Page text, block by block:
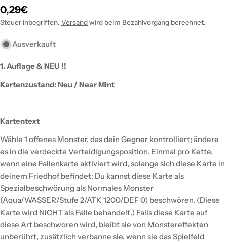
Regulärer
Preis
0,29€
Steuer inbegriffen. Versandwird beim Bezahlvorgang berechnet.
Ausverkauft
1. Auflage & NEU !!
Kartenzustand: Neu / Near Mint
Kartentext
Wähle 1 offenes Monster, das dein Gegner kontrolliert; ändere
es in die verdeckte Verteidigungsposition. Einmal pro Kette,
wenn eine Fallenkarte aktiviert wird, solange sich diese Karte in
deinem Friedhof befindet: Du kannst diese Karte als
Spezialbeschwörung als Normales Monster
(Aqua/WASSER/Stufe 2/ATK 1200/DEF 0) beschwören. (Diese
Karte wird NICHT als Falle behandelt.) Falls diese Karte auf
diese Art beschworen wird, bleibt sie von Monstereffekten
unberührt, zusätzlich verbanne sie, wenn sie das Spielfeld